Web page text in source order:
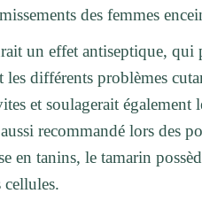
des femmes
un effet antiseptique, qui
différents problèmes
et soulagerait également
recommandé lors des
en tanins, le tamarin
cellules.